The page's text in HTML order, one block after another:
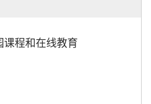
课程和在线教育